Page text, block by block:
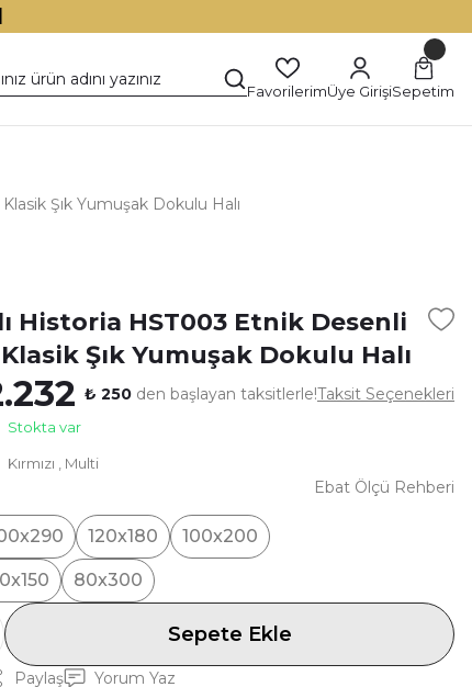
FavorilerimÜye GirişiSepetim
Şık Yumuşak Dokulu Halı
Historia HST003 Etnik Desenli
Şık Yumuşak Dokulu Halı
₺ 250 den başlayan taksitlerle!Taksit Seçenekleri
Stokta var
Kırmızı Multi
120x180 100x200
80x300
Ebat Ölçü Rehberi
Sepete Ekle
Paylaş Yorum Yaz